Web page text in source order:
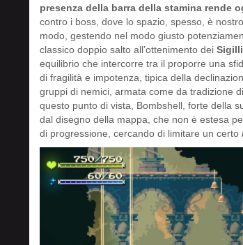
presenza della barra della stamina rende
contro i boss, dove lo spazio, spesso, è
modo, gestendo nel modo giusto
classico doppio salto all’ottenimento dei Sigilli
equilibrio che intercorre tra il proporre una
di fragilità e impotenza, tipica della
gruppi di nemici, armata come da tradizione
questo punto di vista, Bombshell, forte della
dal disegno della mappa, che non è estesa
di progressione, cercando di limitare un certo